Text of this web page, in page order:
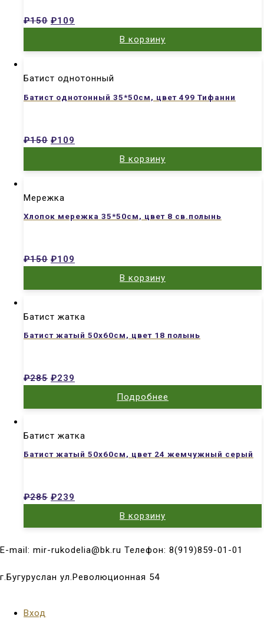
₽150 ₽109
В корзину
Батист однотонный
Батист однотонный 35*50см, цвет 499 Тифанни
₽150 ₽109
В корзину
Мережка
Хлопок мережка 35*50см, цвет 8 св.полынь
₽150 ₽109
В корзину
Батист жатка
Батист жатый 50х60см, цвет 18 полынь
₽285 ₽239
Подробнее
Батист жатка
Батист жатый 50х60см, цвет 24 жемчужный серый
₽285 ₽239
В корзину
E-mail: mir-rukodelia@bk.ru Телефон: 8(919)859-01-01
г.Бугуруслан ул.Революционная 54
Вход